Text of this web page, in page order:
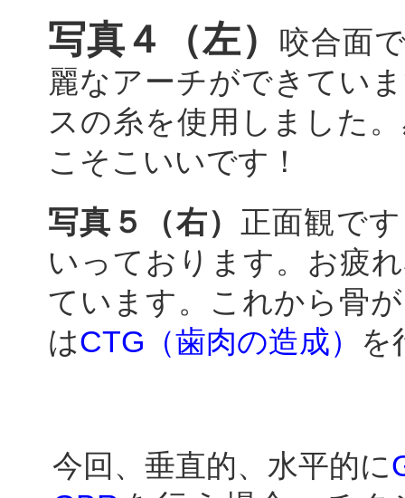
写真４（左）
咬合面
麗なアーチができてい
スの糸を使用しました
こそこいいです！
写真５（右） 正面観で
いっております。お疲
ています。これから骨
はCTG（歯肉の造成） を
今回、垂直的、水平的に